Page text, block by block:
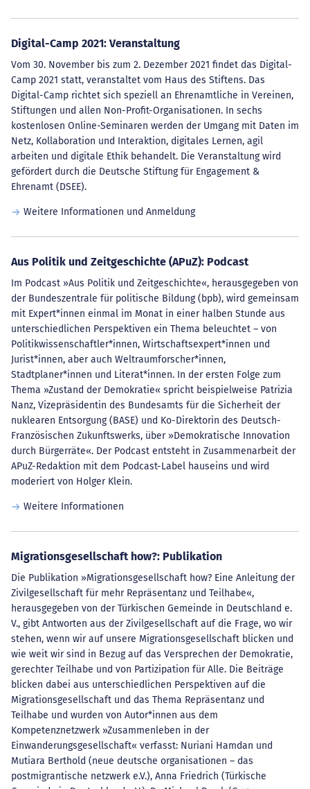
Digital-Camp 2021: Veranstaltung
Vom 30. November bis zum 2. Dezember 2021 findet das Digital-
Camp 2021 statt, veranstaltet vom Haus des Stiftens. Das
Digital-Camp richtet sich speziell an Ehrenamtliche in Vereinen,
Stiftungen und allen Non-Profit-Organisationen. In sechs
kostenlosen Online-Seminaren werden der Umgang mit Daten im
Netz, Kollaboration und Interaktion, digitales Lernen, agil
arbeiten und digitale Ethik behandelt. Die Veranstaltung wird
gefördert durch die Deutsche Stiftung für Engagement &
Ehrenamt (DSEE).
Weitere Informationen und Anmeldung
Aus Politik und Zeitgeschichte (APuZ): Podcast
Im Podcast »Aus Politik und Zeitgeschichte«, herausgegeben von
der Bundeszentrale für politische Bildung (bpb), wird gemeinsam
mit Expert*innen einmal im Monat in einer halben Stunde aus
unterschiedlichen Perspektiven ein Thema beleuchtet – von
Politikwissenschaftler*innen, Wirtschaftsexpert*innen und
Jurist*innen, aber auch Weltraumforscher*innen,
Stadtplaner*innen und Literat*innen. In der ersten Folge zum
Thema »Zustand der Demokratie« spricht beispielweise Patrizia
Nanz, Vizepräsidentin des Bundesamts für die Sicherheit der
nuklearen Entsorgung (BASE) und Ko-Direktorin des Deutsch-
Französischen Zukunftswerks, über »Demokratische Innovation
durch Bürgerräte«. Der Podcast entsteht in Zusammenarbeit der
APuZ-Redaktion mit dem Podcast-Label hauseins und wird
moderiert von Holger Klein.
Weitere Informationen
Migrationsgesellschaft how?: Publikation
Die Publikation »Migrationsgesellschaft how? Eine Anleitung der
Zivilgesellschaft für mehr Repräsentanz und Teilhabe«,
herausgegeben von der Türkischen Gemeinde in Deutschland e.
V., gibt Antworten aus der Zivilgesellschaft auf die Frage, wo wir
stehen, wenn wir auf unsere Migrationsgesellschaft blicken und
wie weit wir sind in Bezug auf das Versprechen der Demokratie,
gerechter Teilhabe und von Partizipation für Alle. Die Beiträge
blicken dabei aus unterschiedlichen Perspektiven auf die
Migrationsgesellschaft und das Thema Repräsentanz und
Teilhabe und wurden von Autor*innen aus dem
Kompetenznetzwerk »Zusammenleben in der
Einwanderungsgesellschaft« verfasst: Nuriani Hamdan und
Mutiara Berthold (neue deutsche organisationen – das
postmigrantische netzwerk e.V.), Anna Friedrich (Türkische